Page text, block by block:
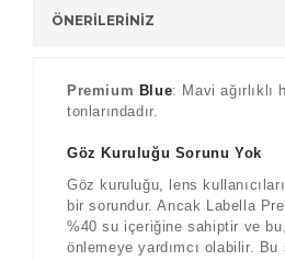
ÖNERİLERİNİZ
Premium Blue: Mavi ağırlıklı
tonlarındadır.
Göz Kuruluğu Sorunu Yok
Göz kuruluğu, lens
bir sorundur. Ancak Labella
%40 su içeriğine sahiptir ve
önlemeye yardımcı olabilir.